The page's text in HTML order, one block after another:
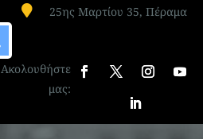
 25ης Μαρτίου 35, Πέραμα
Ακολουθήστε
μας: